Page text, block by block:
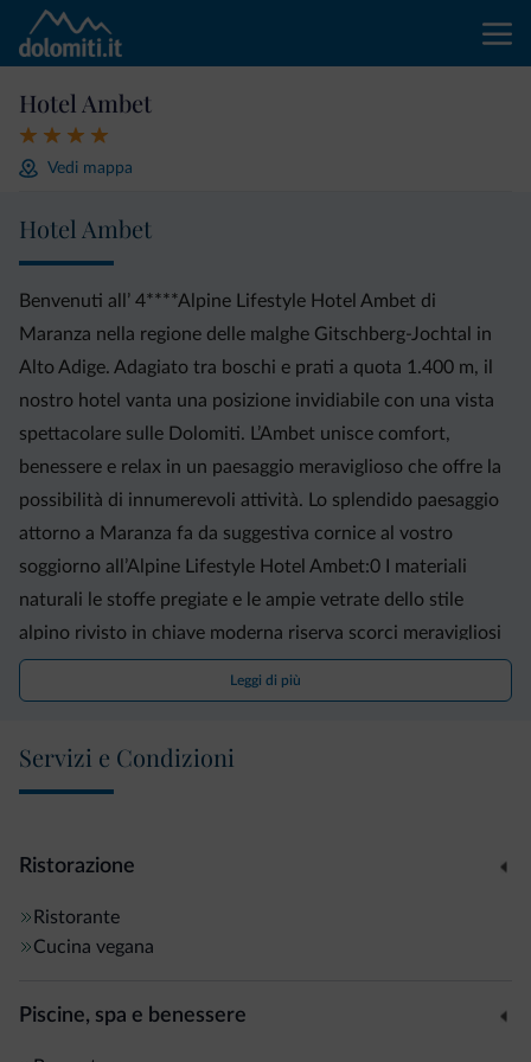
Hotel Ambet
Vedi mappa
Hotel Ambet
Benvenuti all’ 4****Alpine Lifestyle Hotel Ambet di
Maranza nella regione delle malghe Gitschberg-Jochtal in
Alto Adige. Adagiato tra boschi e prati a quota 1.400 m, il
nostro hotel vanta una posizione invidiabile con una vista
spettacolare sulle Dolomiti. L’Ambet unisce comfort,
benessere e relax in un paesaggio meraviglioso che offre la
possibilità di innumerevoli attività. Lo splendido paesaggio
attorno a Maranza fa da suggestiva cornice al vostro
soggiorno all’Alpine Lifestyle Hotel Ambet:0 I materiali
naturali le stoffe pregiate e le ampie vetrate dello stile
alpino rivisto in chiave moderna riserva scorci meravigliosi
sulle magnifiche montagne dell’Alto Adige. Speciali camere
dedicate accolgono anche i vostri amici a quattro zampe.
vacanza all’insegna dell’attività significa scoprire le
meraviglie dei boschi e dei monti che ci circondano. La
relax e nella sauna panoramica vi sembrerà di toccare il
Leggi di più
Servizi e Condizioni
Ristorazione
Ristorante
Cucina vegana
Piscine, spa e benessere